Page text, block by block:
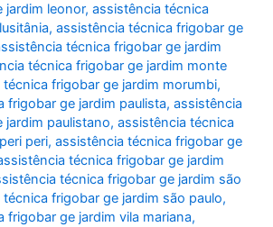
jardim leonor,assistência técnica
,assistência técnica frigobar ge
técnica frigobar ge jardim
técnica frigobar ge jardim monte
frigobar ge jardim morumbi,
frigobar ge jardim paulista,assistência
jardim paulistano,assistência técnica
peri,assistência técnica frigobar ge
técnica frigobar ge jardim
técnica frigobar ge jardim são
frigobar ge jardim são paulo,
frigobar ge jardim vila mariana,